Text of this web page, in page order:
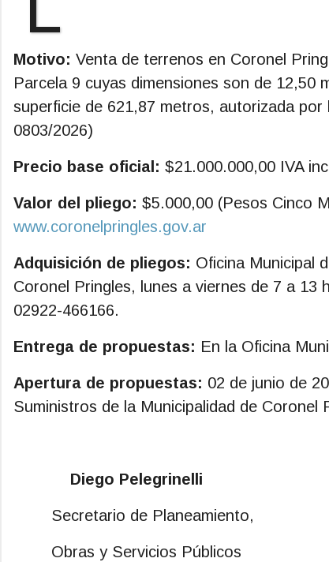
Motivo: Venta de terrenos en Coronel
Parcela 9 cuyas dimensiones son de
superficie de 621,87 metros, autorizada
0803/2026)
Precio base oficial: $21.000.000,00 IVA
Valor del pliego: $5.000,00 (Pesos Cinco
www.coronelpringles.gov.ar
Adquisición de pliegos: Oficina Municipal
Coronel Pringles, lunes a viernes de 7 a 13
02922-466166.
Entrega de propuestas: En la Oficina
Apertura de propuestas: 02 de junio de
Suministros de la Municipalidad de Coronel
Diego Pelegrinelli
Secretario de
Obras y